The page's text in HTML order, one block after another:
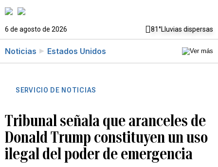
6 de agosto de 2026 81°Lluvias dispersas
Noticias Estados Unidos
SERVICIO DE NOTICIAS
Tribunal señala que aranceles de
Donald Trump constituyen un uso
ilegal del poder de emergencia